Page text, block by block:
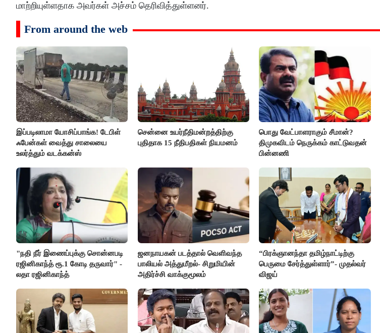
மாற்றியுள்ளதாக அவர்கள் அச்சம் தெரிவித்துள்ளனர்.
From around the web
இப்படிலாமா யோசிப்பாங்க! டேபிள்
ஃபேன்கள் வைத்து சாலையை
உலர்த்தும் வடக்கன்ஸ்
சென்னை உயர்நீதிமன்றத்திற்கு
புதிதாக 15 நீதிபதிகள் நியமனம்
பொது வேட்பாளராகும் சீமான்?
திமுகவிடம் நெருக்கம் காட்டுவதன்
பின்னணி
"நதி நீர் இணைப்புக்கு சொன்னபடி
ரஜினிகாந்த் ரூ.1 கோடி தருவார்" -
லதா ரஜினிகாந்த்
ஜனநாயகன் படத்தால் வெளிவந்த
பாலியல் அத்துமீறல்- சிறுமியின்
அதிர்ச்சி வாக்குமூலம்
“பிரக்ஞானந்தா தமிழ்நாட்டிற்கு
பெருமை சேர்த்துள்ளார்”- முதல்வர்
விஜய்